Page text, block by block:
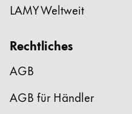
LAMY Weltweit
Rechtliches
AGB
AGB für Händler